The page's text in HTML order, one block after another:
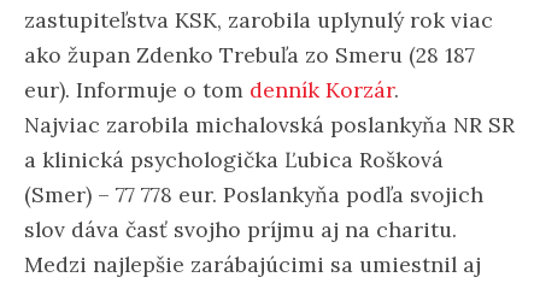
zastupiteľstva KSK, zarobila uplynulý rok viac
ako župan Zdenko Trebuľa zo Smeru (28 187
eur). Informuje o tom denník Korzár.
Najviac zarobila michalovská poslankyňa NR SR
a klinická psychologička Ľubica Rošková
(Smer) – 77 778 eur. Poslankyňa podľa svojich
slov dáva časť svojho príjmu aj na charitu.
Medzi najlepšie zarábajúcimi sa umiestnil aj